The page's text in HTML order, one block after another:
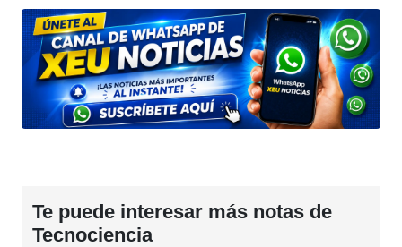
Te puede interesar más notas de
Tecnociencia